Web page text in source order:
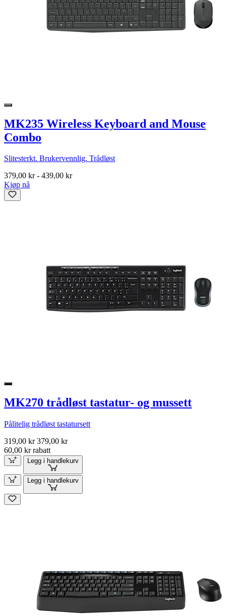
MK235 Wireless Keyboard and Mouse
Combo
Slitesterkt. Brukervennlig. Trådløst
379,00 kr- 439,00 kr
Kjøp nå
MK270 trådløst tastatur- og mussett
Pålitelig trådløst tastatursett
319,00 kr 379,00 kr
60,00 kr rabatt
Legg i handlekurv
Legg i handlekurv